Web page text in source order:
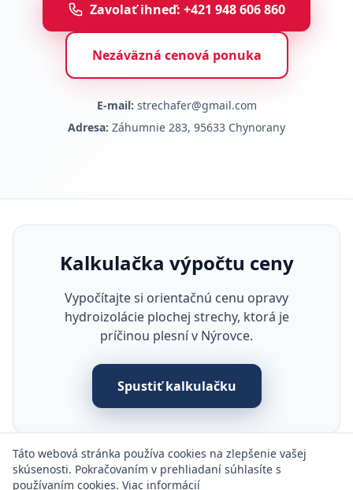
Zavolať ihneď: +421 948 606 860
Nezáväzná cenová ponuka
E-mail: strechafer@gmail.com
Adresa: Záhumnie 283, 95633 Chynorany
Kalkulačka výpočtu ceny
Vypočítajte si orientačnú cenu opravy
hydroizolácie plochej strechy, ktorá je
príčinou plesní v Nýrovce.
Spustiť kalkulačku
Táto webová stránka používa cookies na zlepšenie vašej
skúsenosti. Pokračovaním v prehliadaní súhlasíte s
používaním cookies. Viac informácií